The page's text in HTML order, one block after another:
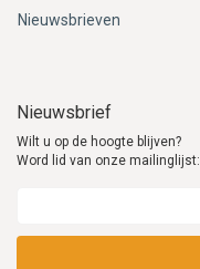
Nieuwsbrieven
Nieuwsbrief
Wilt u op de hoogte blijven?
Word lid van onze mailinglijst: